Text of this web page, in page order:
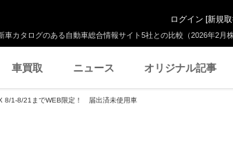
車カタログのある自動車総合情報サイト5社との比較（2026年2月
ログイン [新規
車買取 ニュース オリジナル記事
8/1-8/21までWEB限定！ 届出済未使用車